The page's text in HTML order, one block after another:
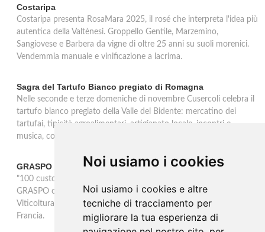
Noi usiamo i cookies
Noi usiamo i cookies e altre
tecniche di tracciamento per
migliorare la tua esperienza di
Costaripa
Costaripa presenta RosaMara 2025, il rosé che interpreta l'idea più
autentica della Valtènesi. Groppello Gentile, Marzemino,
Sangiovese e Barbera da vigne di oltre 25 anni su suoli morenici.
Vendemmia manuale e vinificazione a lacrima.
Sagra del Tartufo Bianco pregiato di Romagna
Nelle seconde e terze domeniche di novembre Cusercoli celebra il
tartufo bianco pregiato della Valle del Bidente: mercatino dei
tartufai, tipicità agroalimentari, artigianato locale, incontri e
musica, con premiazione del miglior tartufo trovato.
GRASPO vince l'Award OIV 2025
"100 custodi per 100 vitigni, la Biodiversità Viticola in Italia" di
GRASPO conquista l'Award 2025 dell'OIV nella categoria
Viticoltura. Il premio sarà consegnato il 21 ottobre a Digione in
Francia.